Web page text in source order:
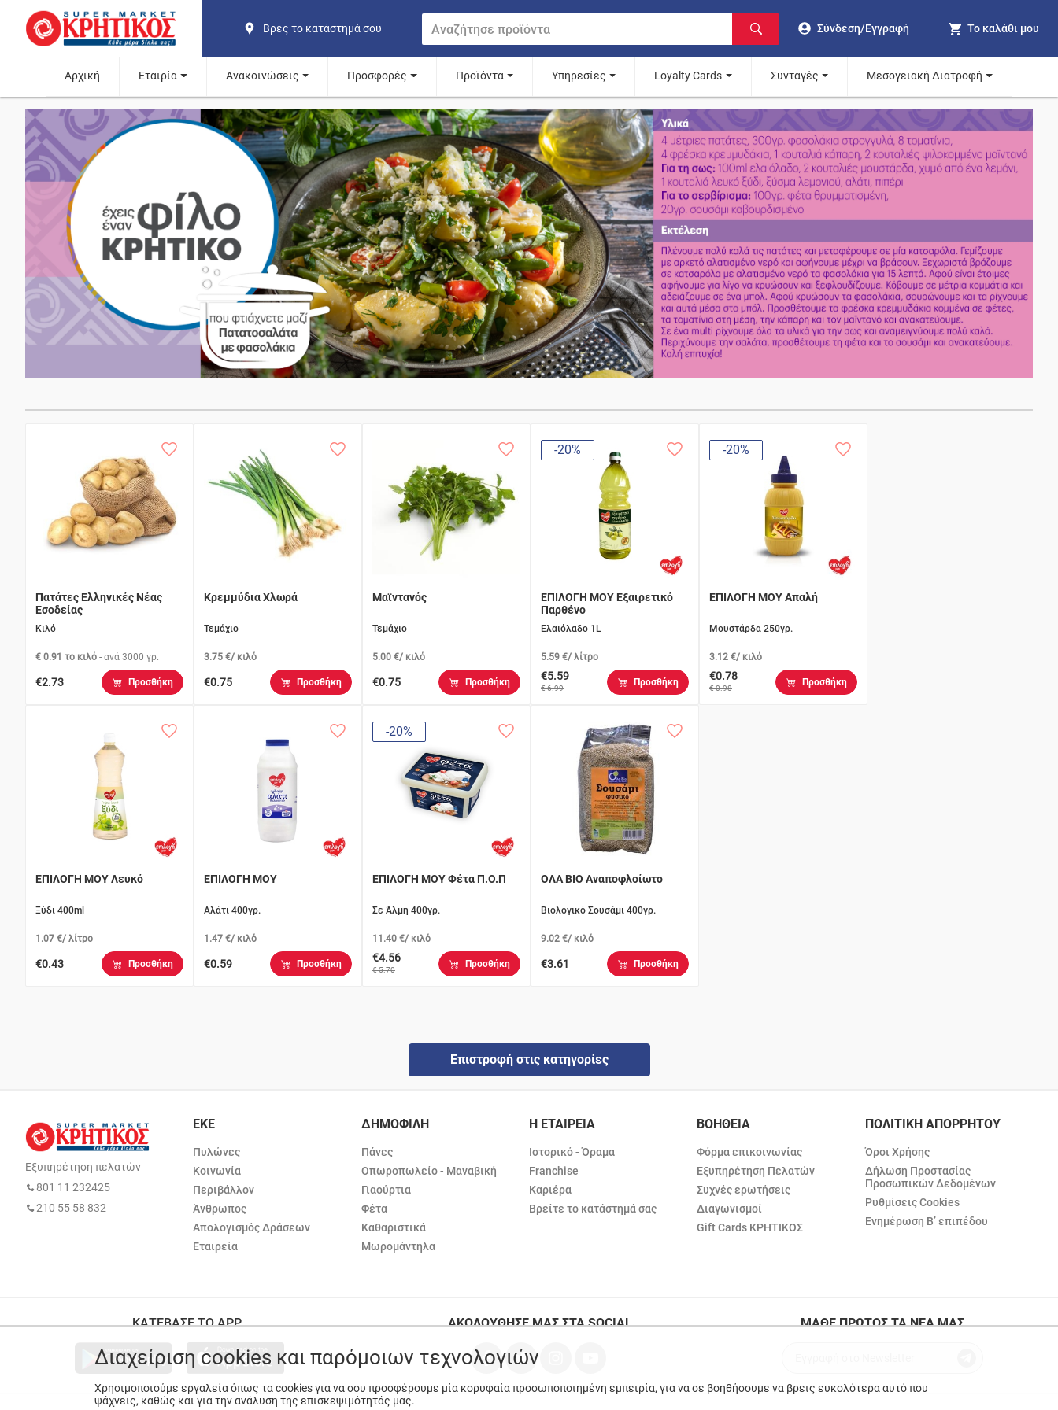
Βρες το κατάστημά σου Σύνδεση/Εγγραφή Το καλάθι μου
Αρχική Εταιρία Ανακοινώσεις Προσφορές Προϊόντα Υπηρεσίες Loyalty Cards Συνταγές Μεσογειακή Διατροφή
Πατάτες Ελληνικές Νέας
Εσοδείας
Κιλό
€ 0.91 το κιλό - ανά 3000 γρ.
€2.73 Προσθήκη
Κρεμμύδια Χλωρά
Τεμάχιο
3.75 €/ κιλό
€0.75 Προσθήκη
Μαϊντανός
Τεμάχιο
5.00 €/ κιλό
€0.75 Προσθήκη
-20%
ΕΠΙΛΟΓΗ ΜΟΥ Εξαιρετικό
Παρθένο
Ελαιόλαδο 1L
5.59 €/ λίτρο
€5.59
€ 6.99
Προσθήκη
-20%
ΕΠΙΛΟΓΗ ΜΟΥ Απαλή
Μουστάρδα 250γρ.
3.12 €/ κιλό
€0.78
€ 0.98
Προσθήκη
ΕΠΙΛΟΓΗ ΜΟΥ Λευκό
Ξύδι 400ml
1.07 €/ λίτρο
€0.43 Προσθήκη
ΕΠΙΛΟΓΗ ΜΟΥ
Αλάτι 400γρ.
1.47 €/ κιλό
€0.59 Προσθήκη
-20%
ΕΠΙΛΟΓΗ ΜΟΥ Φέτα Π.Ο.Π
Σε Άλμη 400γρ.
11.40 €/ κιλό
€4.56
€ 5.70
Προσθήκη
ΟΛΑ ΒΙΟ Αναποφλοίωτο
Βιολογικό Σουσάμι 400γρ.
9.02 €/ κιλό
€3.61 Προσθήκη
Επιστροφή στις κατηγορίες
Εξυπηρέτηση πελατών
801 11 232425
210 55 58 832
ΕΚΕ
Πυλώνες
Κοινωνία
Περιβάλλον
Άνθρωπος
Απολογισμός Δράσεων
Εταιρεία
ΔΗΜΟΦΙΛΗ
Πάνες
Οπωροπωλείο - Μαναβική
Γιαούρτια
Φέτα
Καθαριστικά
Μωρομάντηλα
Η ΕΤΑΙΡΕΙΑ
Ιστορικό - Όραμα
Franchise
Καριέρα
Βρείτε το κατάστημά σας
ΒΟΗΘΕΙΑ
Φόρμα επικοινωνίας
Εξυπηρέτηση Πελατών
Συχνές ερωτήσεις
Διαγωνισμοί
Gift Cards ΚΡΗΤΙΚΟΣ
ΠΟΛΙΤΙΚΗ ΑΠΟΡΡΗΤΟΥ
Όροι Χρήσης
Δήλωση Προστασίας
Προσωπικών Δεδομένων
Ρυθμίσεις Cookies
Ενημέρωση Β’ επιπέδου
ΚΑΤΕΒΑΣΕ ΤΟ APP ΑΚΟΛΟΥΘΗΣΕ ΜΑΣ ΣΤΑ SOCIAL ΜΑΘΕ ΠΡΩΤΟΣ ΤΑ ΝΕΑ ΜΑΣ
Διαχείριση cookies και παρόμοιων τεχνολογιών
Χρησιμοποιούμε εργαλεία όπως τα cookies για να σου προσφέρουμε μία κορυφαία προσωποποιημένη εμπειρία, για να σε βοηθήσουμε να βρεις ευκολότερα αυτό που
ψάχνεις, καθώς και για την ανάλυση της επισκεψιμότητάς μας.